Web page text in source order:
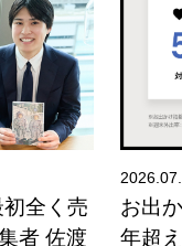
全く売
者 佐渡
お出
年超